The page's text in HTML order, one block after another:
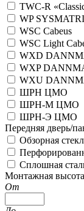
TWC-R
WP
WSC Cabeus
WSC Light
WXD
WXP
WXU
ШРН ЦМО
ШРН-М ЦМО
ШРН-Э ЦМО
Передняя дверь/
Обзорная
Сплошная
Монтажная
От